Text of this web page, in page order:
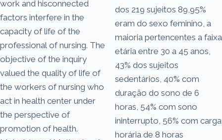
work and hisconnected
factors interfere in the
capacity of life of the
professional of nursing. The
objective of the inquiry
valued the quality of life of
the workers of nursing who
act in health center under
the perspective of
promotion of health.
dos 219 sujeitos 89,95%
eram do sexo feminino, a
maioria pertencentes a faixa
etária entre 30 a 45 anos,
43% dos sujeitos
sedentários, 40% com
duração do sono de 6
horas, 54% com sono
ininterrupto, 56% com carga
horária de 8 horas